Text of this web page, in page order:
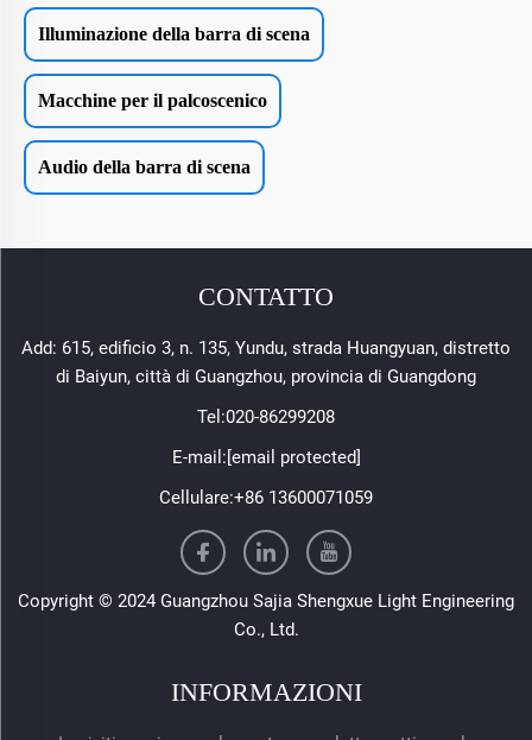
Illuminazione della barra di scena
Macchine per il palcoscenico
Audio della barra di scena
CONTATTO
Add: 615, edificio 3, n. 135, Yundu, strada Huangyuan, distretto
di Baiyun, città di Guangzhou, provincia di Guangdong
Tel:020-86299208
E-mail:[email protected]
Cellulare:+86 13600071059
Copyright © 2024 Guangzhou Sajia Shengxue Light Engineering
Co., Ltd.
INFORMAZIONI